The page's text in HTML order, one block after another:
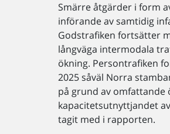
Smärre åtgärder i form
införande av samtidig
Godstrafiken fortsätter
långväga intermodala
ökning. Persontrafiken
2025 såväl Norra
på grund av omfattande
kapacitetsutnyttjandet
tagit med i rapporten.